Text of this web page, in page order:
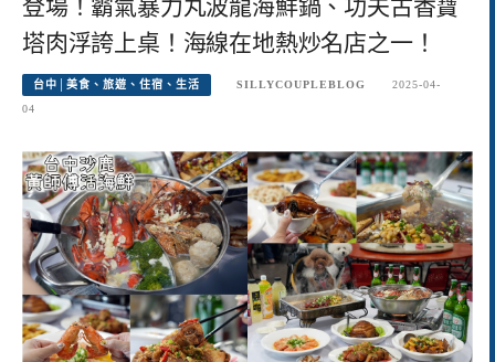
登場！霸氣暴力丸波龍海鮮鍋、功夫古香寶
塔肉浮誇上桌！海線在地熱炒名店之一！
台中│美食、旅遊、住宿、生活 SILLYCOUPLEBLOG
2025-04-
04